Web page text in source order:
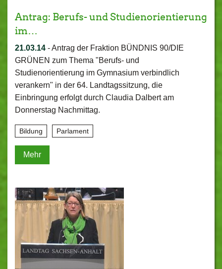
Antrag: Berufs- und Studienorientierung
im…
21.03.14 -Antrag der Fraktion BÜNDNIS 90/DIE
GRÜNEN zum Thema "Berufs- und
Studienorientierung im Gymnasium verbindlich
verankern" in der 64. Landtagssitzung, die
Einbringung erfolgt durch Claudia Dalbert am
Donnerstag Nachmittag.
Bildung Parlament
Mehr